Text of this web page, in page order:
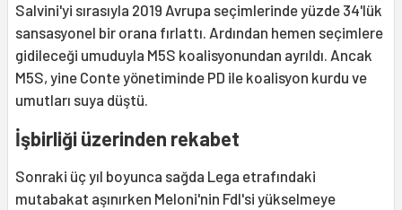
Salvini'yi sırasıyla 2019 Avrupa seçimlerinde yüzde 34'lük
sansasyonel bir orana fırlattı. Ardından hemen seçimlere
gidileceği umuduyla M5S koalisyonundan ayrıldı. Ancak
M5S, yine Conte yönetiminde PD ile koalisyon kurdu ve
umutları suya düştü.
İşbirliği üzerinden rekabet
Sonraki üç yıl boyunca sağda Lega etrafındaki
mutabakat aşınırken Meloni'nin FdI'si yükselmeye